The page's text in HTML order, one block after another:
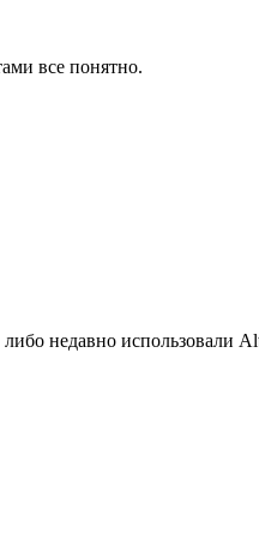
все понятно.
недавно использовали